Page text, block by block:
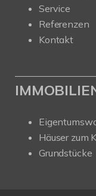
Service
Referenzen
Kontakt
Häuser zum
Grundstücke